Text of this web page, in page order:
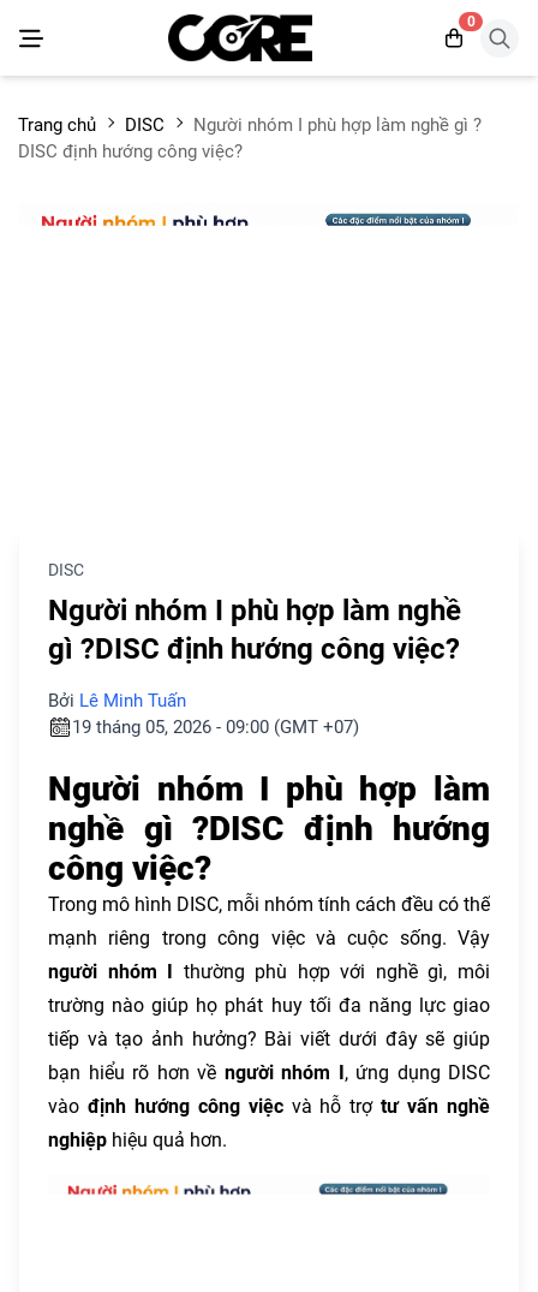
0
Trang chủ DISC
Người nhóm I phù hợp làm nghề gì ?
DISC định hướng công việc?
DISC
Người nhóm I phù hợp làm nghề
gì ?DISC định hướng công việc?
Bởi Lê Minh Tuấn
19 tháng 05, 2026 - 09:00 (GMT +07)
Người nhóm I phù hợp làm
nghề gì ?DISC định hướng
công việc?
Trong mô hình DISC, mỗi nhóm tính cách đều có thế
mạnh riêng trong công việc và cuộc sống. Vậy
người nhóm I thường phù hợp với nghề gì, môi
trường nào giúp họ phát huy tối đa năng lực giao
tiếp và tạo ảnh hưởng? Bài viết dưới đây sẽ giúp
bạn hiểu rõ hơn về người nhóm I, ứng dụng DISC
vào định hướng công việcvà hỗ trợtư vấn nghề
nghiệp hiệu quả hơn.